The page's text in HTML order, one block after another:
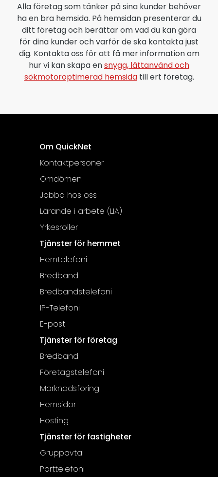
Alla företag som tänker på sina kunder behöver
ha en bra hemsida. På hemsidan presenterar du
ditt företag och berättar om vad du kan göra
för dina kunder och varför de ska kontakta just
dig. Kontakta oss för att få mer information om
hur vi kan skapa ensnygg, lättanvänd och
sökmotoroptimerad hemsidatill ert företag.
Om QuickNet
Kontaktpersoner
Omdömen
Jobba hos oss
Lärande i arbete (LIA)
Yrkesroller
Tjänster för hemmet
Hemtelefoni
Bredband
Bredbandstelefoni
IP-Telefoni
E-post
Tjänster för företag
Bredband
Företagstelefoni
Marknadsföring
Hemsidor
Hosting
Tjänster för fastigheter
Gruppavtal
Porttelefoni